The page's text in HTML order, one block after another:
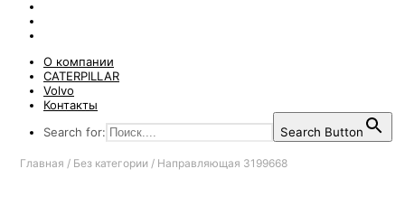
О компании
CATERPILLAR
Volvo
Контакты
Search for:
Search Button
Главная / Без категории / Направляющая 3199668